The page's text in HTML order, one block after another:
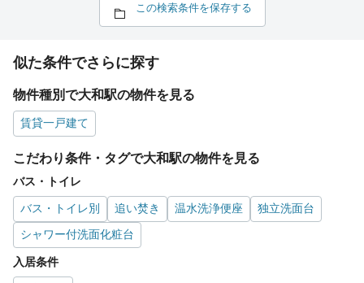
この検索条件を保存する
似た条件でさらに探す
物件種別で大和駅の物件を見る
賃貸一戸建て
こだわり条件・タグで大和駅の物件を見る
バス・トイレ
バス・トイレ別 追い焚き 温水洗浄便座
独立洗面台
シャワー付洗面化粧台
入居条件